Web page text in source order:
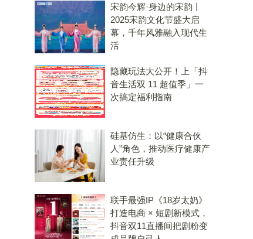
宋韵今辉·身边的宋韵丨
2025宋韵文化节盛大启
幕，千年风雅融入现代生
活
隐藏玩法大公开！上「抖
音生活双 11 超值季」一
次搞定福利指南
硅基仿生：以“健康合伙
人”角色，推动医疗健康产
业责任升级
联手最强IP《18岁太奶》
打造电商 × 短剧新模式，
抖音双11直播间把剧粉变